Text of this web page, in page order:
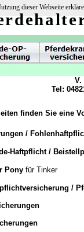
dieser Webseite
finden Sie eine
/
Haftpflicht /
Pony für Tinker
/
V.
Tel: